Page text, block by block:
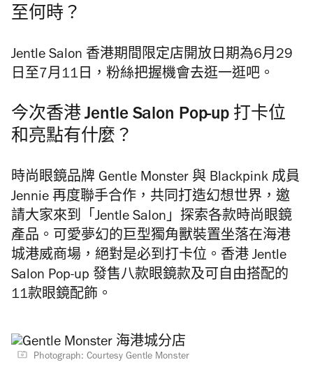
至何時？
Jentle Salon 香港期間限定店開放日期為6月29
日至7月11日，粉絲把握機會去逛一逛吧。
今次香港 Jentle Salon Pop-up 打卡位
和亮點有什麼？
時尚眼鏡品牌 Gentle Monster 與 Blackpink 成員
Jennie 再度聯手合作，共同打造幻想世界，邀
請大家來到「Jentle Salon」探索各款時尚眼鏡
產品。可愛夢幻的巨型獨角獸裝置坐落在海港
城港威商場，絕對是必到打卡位。香港 Jentle
Salon Pop-up 發售八款眼鏡款及可自由搭配的
11款眼鏡配飾。
Photograph: Courtesy Gentle Monster